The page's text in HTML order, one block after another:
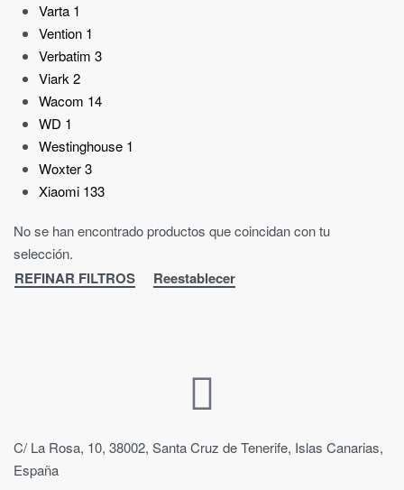
Varta 1
Vention 1
Verbatim 3
Viark2
Wacom 14
WD 1
Westinghouse 1
Woxter3
Xiaomi 133
No se han encontrado productos que coincidan con tu
selección.
REFINAR FILTROS Reestablecer
C/ La Rosa, 10, 38002, Santa Cruz de Tenerife, Islas Canarias,
España